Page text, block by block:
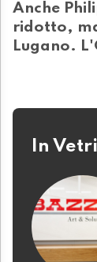
Anche
ridotto,
Lugano.
In